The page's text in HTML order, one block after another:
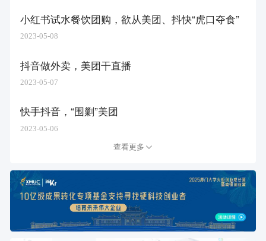
小红书试水餐饮团购，欲从美团、抖快“虎口夺食”
2023-05-08
抖音做外卖，美团干直播
2023-05-07
快手抖音，“围剿”美团
2023-05-06
查看更多